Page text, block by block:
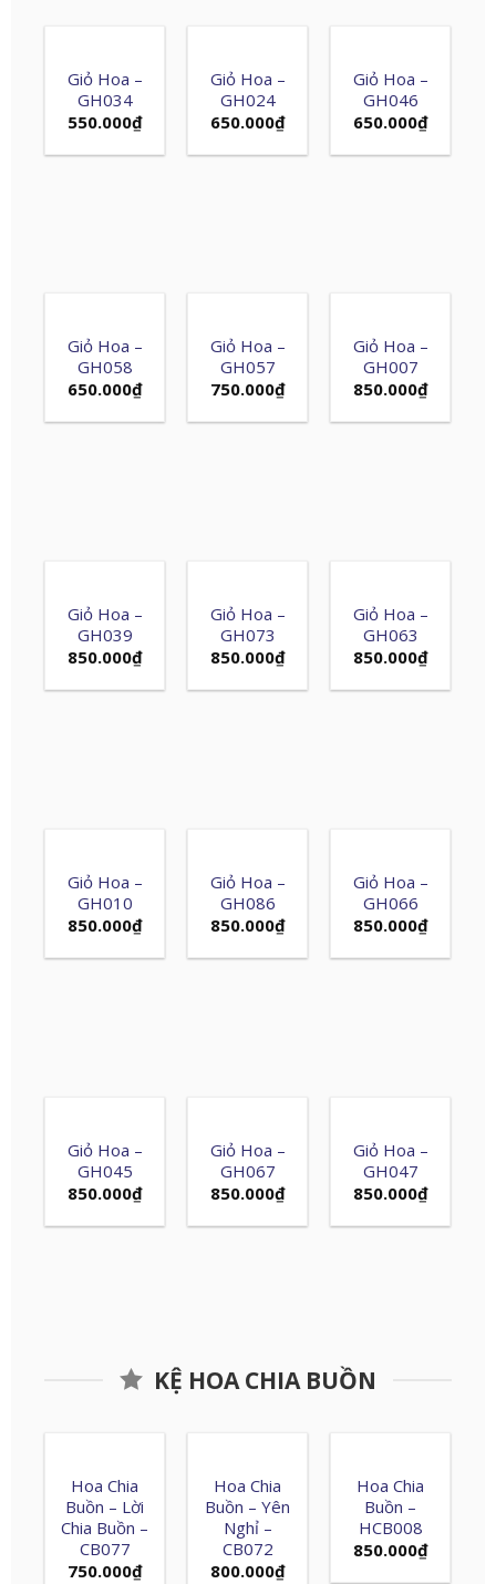
Giỏ Hoa –
GH034
550.000₫
Giỏ Hoa –
GH024
650.000₫
Giỏ Hoa –
GH046
650.000₫
Giỏ Hoa –
GH058
650.000₫
Giỏ Hoa –
GH057
750.000₫
Giỏ Hoa –
GH007
850.000₫
Giỏ Hoa –
GH039
850.000₫
Giỏ Hoa –
GH073
850.000₫
Giỏ Hoa –
GH063
850.000₫
Giỏ Hoa –
GH010
850.000₫
Giỏ Hoa –
GH086
850.000₫
Giỏ Hoa –
GH066
850.000₫
Giỏ Hoa –
GH045
850.000₫
Giỏ Hoa –
GH067
850.000₫
Giỏ Hoa –
GH047
850.000₫
KỆ HOA CHIA BUỒN
Hoa Chia
Buồn – Lời
Chia Buồn –
CB077
750.000₫
Hoa Chia
Buồn – Yên
Nghỉ –
CB072
800.000₫
Hoa Chia
Buồn –
HCB008
850.000₫